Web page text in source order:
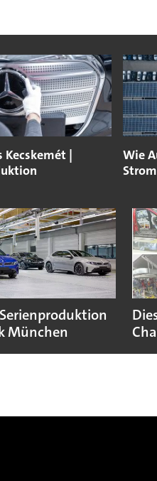
Kecskemét |
Wie
München